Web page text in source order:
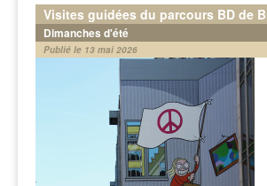
Visites guidées du parcours BD de
Dimanches d'été
Publié le 13 mai 2026